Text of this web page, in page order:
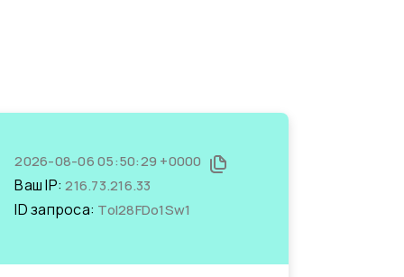
2026-08-06 05:50:29 +0000
Ваш IP:216.73.216.33
ID запроса: ToI28FDo1Sw1